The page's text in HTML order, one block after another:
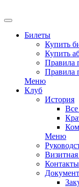
Билеты
Купить
Купить
Правила
Правила
Меню
Клуб
История
Меню
Визитная
Контакты